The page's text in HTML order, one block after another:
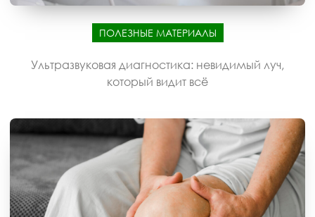
ПОЛЕЗНЫЕ МАТЕРИАЛЫ
Ультразвуковая диагностика: невидимый луч,
который видит всё